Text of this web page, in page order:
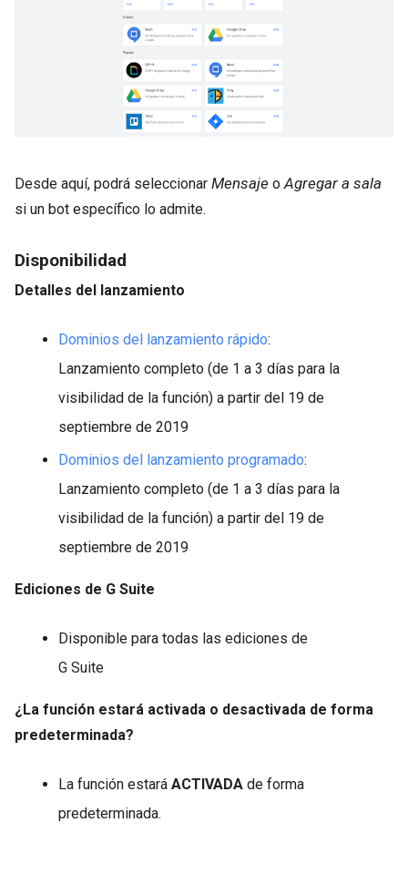
Desde aquí, podrá seleccionar Mensaje o Agregar a sala
si un bot específico lo admite.
Disponibilidad
Detalles del lanzamiento
Dominios del lanzamiento rápido:
Lanzamiento completo (de 1 a 3 días para la
visibilidad de la función) a partir del 19 de
septiembre de 2019
Dominios del lanzamiento programado:
Lanzamiento completo (de 1 a 3 días para la
visibilidad de la función) a partir del 19 de
septiembre de 2019
Ediciones de G Suite
Disponible para todas las ediciones de
G Suite
¿La función estará activada o desactivada de forma
predeterminada?
La función estará ACTIVADA de forma
predeterminada.